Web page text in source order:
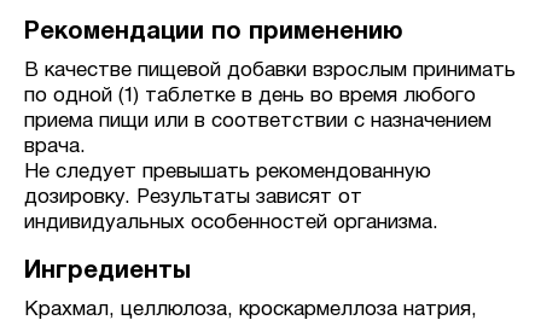
Рекомендации по применению
В качестве пищевой добавки взрослым принимать
по одной (1) таблетке в день во время любого
приема пищи или в соответствии с назначением
врача.
Не следует превышать рекомендованную
дозировку. Результаты зависят от
индивидуальных особенностей организма.
Ингредиенты
Крахмал, целлюлоза, кроскармеллоза натрия,